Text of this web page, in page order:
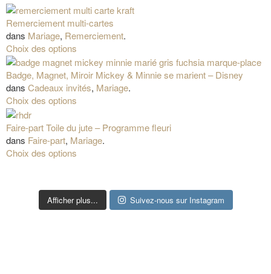
Remerciement multi-cartes
dans Mariage, Remerciement.
Choix des options
Badge, Magnet, Miroir Mickey & Minnie se marient – Disney
dans Cadeaux invités, Mariage.
Choix des options
Faire-part Toile du jute – Programme fleuri
dans Faire-part, Mariage.
Choix des options
Afficher plus... Suivez-nous sur Instagram